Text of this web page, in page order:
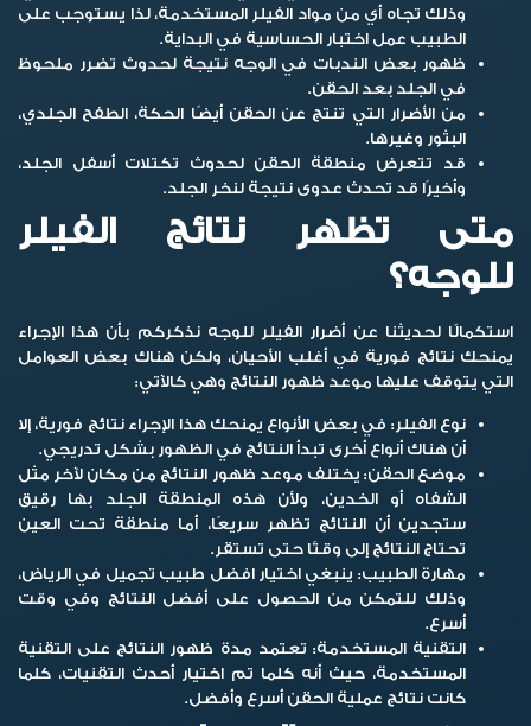
وذلك تجاه أي من مواد الفيلر المستخدمة، لذا يستوجب على
الطبيب عمل اختبار الحساسية في البداية.
ظهور بعض الندبات في الوجه نتيجة لحدوث تضرر ملحوظ
في الجلد بعد الحقن.
من الأضرار التي تنتج عن الحقن أيضًا الحكة، الطفح الجلدي،
البثور وغيرها.
قد تتعرض منطقة الحقن لحدوث تكتلات أسفل الجلد،
وأخيرًا قد تحدث عدوى نتيجة لنخر الجلد.
متى تظهر نتائج الفيلر
للوجه؟
استكمالًا لحديثنا عن أضرار الفيلر للوجهنذكركم بأن هذا الإجراء
يمنحك نتائج فورية في أغلب الأحيان، ولكن هناك بعض العوامل
التي يتوقف عليها موعد ظهور النتائج وهي كالآتي:
نوع الفيلر: في بعض الأنواع يمنحك هذا الإجراء نتائج فورية، إلا
أن هناك أنواع أخرى تبدأ النتائج في الظهور بشكل تدريجي.
موضع الحقن: يختلف موعد ظهور النتائج من مكان لآخر مثل
الشفاه أو الخدين، ولأن هذه المنطقة الجلد بها رقيق
ستجدين أن النتائج تظهر سريعًا، أما منطقة تحت العين
تحتاج النتائج إلى وقتًا حتى تستقر.
مهارة الطبيب: ينبغي اختيار افضل طبيب تجميل في الرياض،
وذلك للتمكن من الحصول على أفضل النتائج وفي وقت
أسرع.
التقنية المستخدمة: تعتمد مدة ظهور النتائج على التقنية
المستخدمة، حيث أنه كلما تم اختيار أحدث التقنيات، كلما
كانت نتائج عملية الحقن أسرع وأفضل.